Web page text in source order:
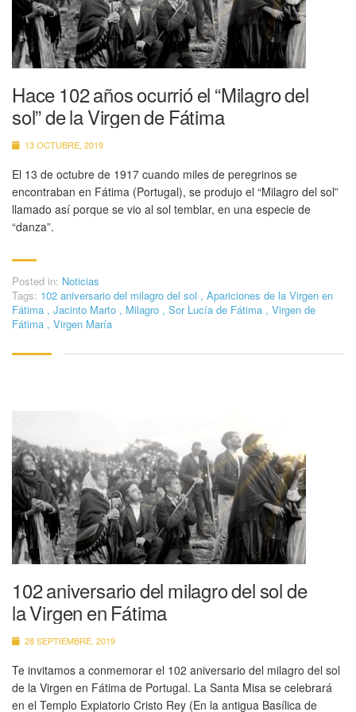
Hace 102 años ocurrió el “Milagro del
sol” de la Virgen de Fátima
13 OCTUBRE, 2019
El 13 de octubre de 1917 cuando miles de peregrinos se
encontraban en Fátima (Portugal), se produjo el “Milagro del sol”
llamado así porque se vio al sol temblar, en una especie de
“danza”.
Posted in: Noticias
Tags: 102 aniversario del milagro del sol , Apariciones de la Virgen en
Fátima , Jacinto Marto , Milagro , Sor Lucía de Fátima , Virgen de
Fátima , Virgen María
102 aniversario del milagro del sol de
la Virgen en Fátima
28 SEPTIEMBRE, 2019
Te invitamos a conmemorar el 102 aniversario del milagro del sol
de la Virgen en Fátima de Portugal. La Santa Misa se celebrará
en el Templo Expiatorio Cristo Rey (En la antigua Basílica de